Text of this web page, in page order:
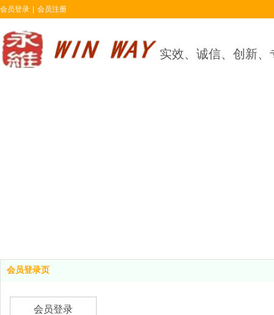
实效、诚信、创新、
会员登录 会员注册
会员登录页
会员登录